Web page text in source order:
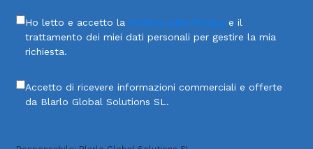
Ho letto e accetto la Politica sulla Privacy e il
trattamento dei miei dati personali per gestire la mia
richiesta.
Accetto di ricevere informazioni commerciali e offerte
da Blarlo Global Solutions SL.